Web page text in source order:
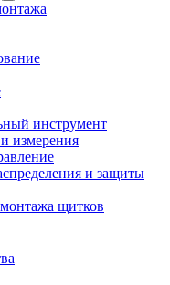
инструмент
измерения
и защиты
щитков